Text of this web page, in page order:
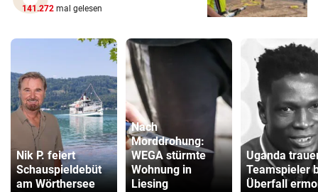
141.272 mal gelesen
Nik P. feiert
Schauspieldebüt
am Wörthersee
Nach
Morddrohung:
WEGA stürmte
Wohnung in
Liesing
Uganda
Teamspieler
Überfall